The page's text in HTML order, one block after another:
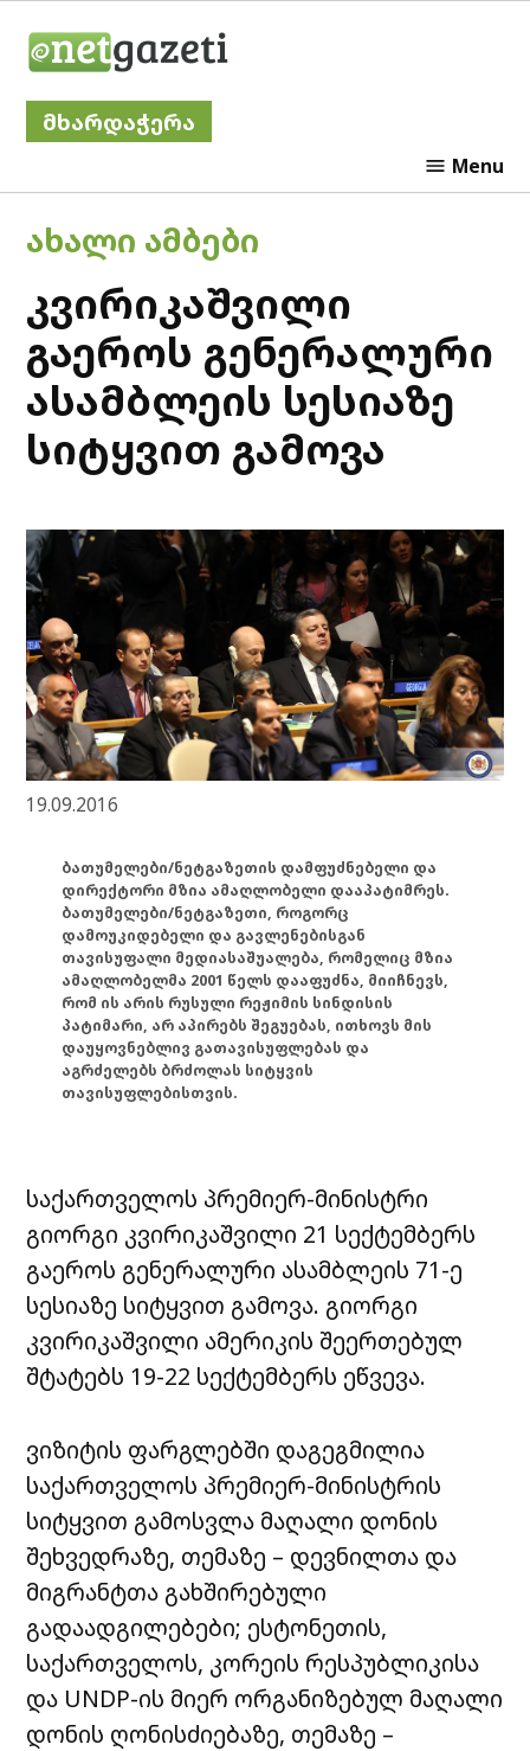
მხარდაჭერა
Menu
POSTED
ᲐᲮᲐᲚᲘ ᲐᲛᲑᲔᲑᲘ
კვირიკაშვილი
გაეროს გენერალური
ასამბლეის სესიაზე
სიტყვით გამოვა
19.09.2016
ბათუმელები/ნეტგაზეთის დამფუძნებელი და
დირექტორი მზია ამაღლობელი დააპატიმრეს.
ბათუმელები/ნეტგაზეთი, როგორც
დამოუკიდებელი და გავლენებისგან
თავისუფალი მედიასაშუალება, რომელიც მზია
ამაღლობელმა 2001 წელს დააფუძნა, მიიჩნევს,
რომ ის არის რუსული რეჟიმის სინდისის
პატიმარი, არ აპირებს შეგუებას, ითხოვს მის
დაუყოვნებლივ გათავისუფლებას და
აგრძელებს ბრძოლას სიტყვის
თავისუფლებისთვის.
საქართველოს პრემიერ-მინისტრი
გიორგი კვირიკაშვილი 21 სექტემბერს
გაეროს გენერალური ასამბლეის 71-ე
სესიაზე სიტყვით გამოვა. გიორგი
კვირიკაშვილი ამერიკის შეერთებულ
შტატებს 19-22 სექტემბერს ეწვევა.
ვიზიტის ფარგლებში დაგეგმილია
საქართველოს პრემიერ-მინისტრის
სიტყვით გამოსვლა მაღალი დონის
შეხვედრაზე, თემაზე – დევნილთა და
მიგრანტთა გახშირებული
გადაადგილებები; ესტონეთის,
საქართველოს, კორეის რესპუბლიკისა
და UNDP-ის მიერ ორგანიზებულ მაღალი
დონის ღონისძიებაზე, თემაზე –